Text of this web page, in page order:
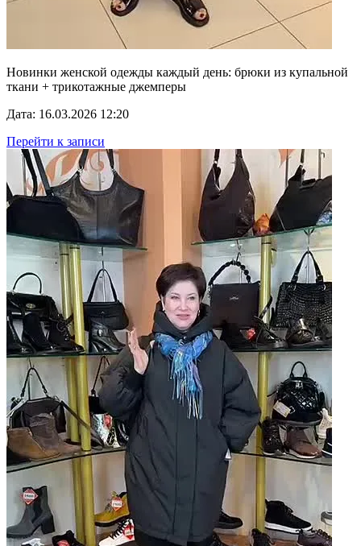
Новинки женской одежды каждый день: брюки из купальной
ткани + трикотажные джемперы
Дата: 16.03.2026 12:20
Перейти к записи